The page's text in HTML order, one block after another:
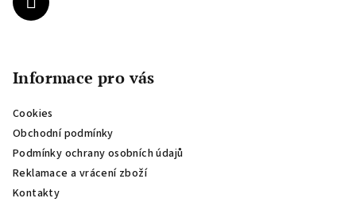
Informace pro vás
Cookies
Obchodní podmínky
Podmínky ochrany osobních údajů
Reklamace a vrácení zboží
Kontakty